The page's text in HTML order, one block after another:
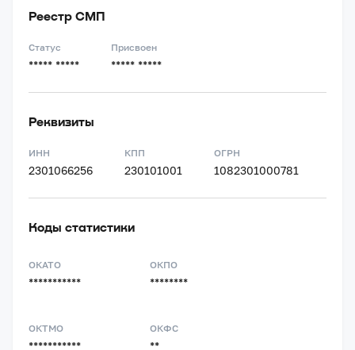
Реестр СМП
Статус
***** *****
Присвоен
***** *****
Реквизиты
ИНН
2301066256
КПП
230101001
ОГРН
1082301000781
Коды статистики
ОКАТО
***********
ОКПО
********
ОКТМО
***********
ОКФС
**